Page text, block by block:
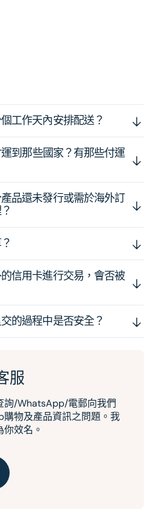
工作天內安排配送？
到那些國家？有那些付運
品還未發行或需於海外訂
信用卡進行交易，會否被
的過程中是否安全？
服
詢/WhatsApp/電郵向我們
購物及產品資訊之問題。我
效名。